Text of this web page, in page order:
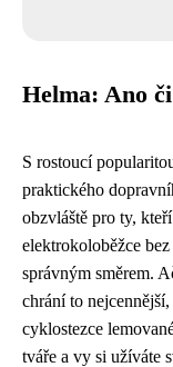
Helma: Ano
S rostoucí
praktického
obzvláště pro ty,
elektrokoloběžce
správným směrem.
chrání to
cyklostezce
tváře a vy si užíváte